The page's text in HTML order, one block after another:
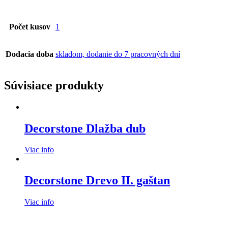
Počet kusov 1
Dodacia doba skladom, dodanie do 7 pracovných dní
Súvisiace produkty
Decorstone Dlažba dub
Viac info
Decorstone Drevo II. gaštan
Viac info